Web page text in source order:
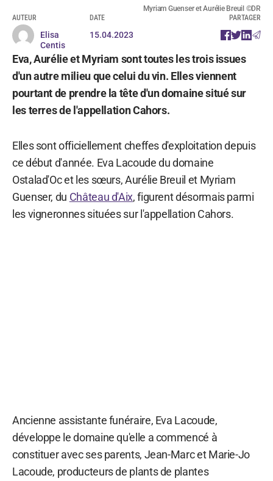
Myriam Guenser et Aurélie Breuil ©DR
AUTEUR
Elisa
Centis
DATE
15.04.2023
PARTAGER
Eva, Aurélie et Myriam sont toutes les trois issues
d'un autre milieu que celui du vin. Elles viennent
pourtant de prendre la tête d'un domaine situé sur
les terres de l'appellation Cahors.
Elles sont officiellement cheffes d'exploitation depuis
ce début d'année. Eva Lacoude du domaine
Ostalad'Oc et les sœurs, Aurélie Breuil et Myriam
Guenser, du Château d'Aix, figurent désormais parmi
les vigneronnes situées sur l'appellation Cahors.
Ancienne assistante funéraire, Eva Lacoude,
développe le domaine qu'elle a commencé à
constituer avec ses parents, Jean-Marc et Marie-Jo
Lacoude, producteurs de plants de plantes